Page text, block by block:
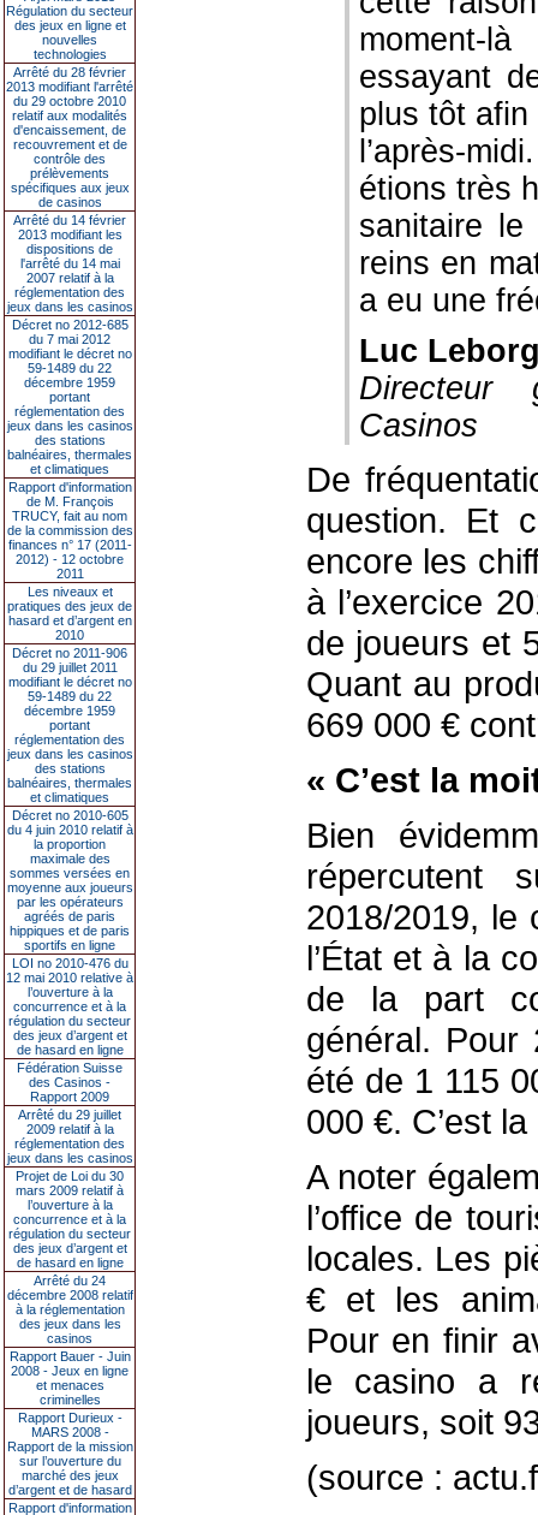
Régulation du secteur
des jeux en ligne et
nouvelles
technologies
Arrêté du 28 février
2013 modifiant l'arrêté
du 29 octobre 2010
relatif aux modalités
d'encaissement, de
recouvrement et de
contrôle des
prélèvements
spécifiques aux jeux
de casinos
Arrêté du 14 février
2013 modifiant les
dispositions de
l'arrêté du 14 mai
2007 relatif à la
réglementation des
jeux dans les casinos
Décret no 2012-685
du 7 mai 2012
modifiant le décret no
59-1489 du 22
décembre 1959
portant
réglementation des
jeux dans les casinos
des stations
balnéaires, thermales
et climatiques
Rapport d'information
de M. François
TRUCY, fait au nom
de la commission des
finances n° 17 (2011-
2012) - 12 octobre
2011
Les niveaux et
pratiques des jeux de
hasard et d’argent en
2010
Décret no 2011-906
du 29 juillet 2011
modifiant le décret no
59-1489 du 22
décembre 1959
portant
réglementation des
jeux dans les casinos
des stations
balnéaires, thermales
et climatiques
Décret no 2010-605
du 4 juin 2010 relatif à
la proportion
maximale des
sommes versées en
moyenne aux joueurs
par les opérateurs
agréés de paris
hippiques et de paris
sportifs en ligne
LOI no 2010-476 du
12 mai 2010 relative à
l’ouverture à la
concurrence et à la
régulation du secteur
des jeux d’argent et
de hasard en ligne
Fédération Suisse
des Casinos -
Rapport 2009
Arrêté du 29 juillet
2009 relatif à la
réglementation des
jeux dans les casinos
Projet de Loi du 30
mars 2009 relatif à
l’ouverture à la
concurrence et à la
régulation du secteur
des jeux d’argent et
de hasard en ligne
Arrêté du 24
décembre 2008 relatif
à la réglementation
des jeux dans les
casinos
Rapport Bauer - Juin
2008 - Jeux en ligne
et menaces
criminelles
Rapport Durieux -
MARS 2008 -
Rapport de la mission
sur l’ouverture du
marché des jeux
d’argent et de hasard
Rapport d'information
moment-
essayant
plus tôt afin
l’après-
étions très
sanitaire
reins en
a eu une
Luc
Directeur
Casinos
De
question. Et
encore les
à l’exercice
de joueurs et
Quant au
669 000 €
« C’est la
Bien
répercutent
2018/2019, le
l’État et à la
de la part
général. Pour
été de 1 115
000 €. C’est
A noter
l’office de
locales. Les
€ et les
Pour en finir
le casino a
joueurs, soit
(source :